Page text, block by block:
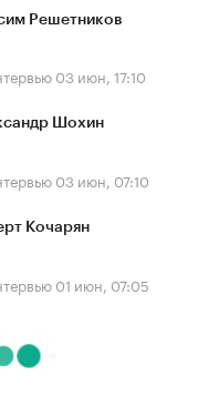
Решетников
03 июн, 17:10
Шохин
03 июн, 07:10
Кочарян
01 июн, 07:05